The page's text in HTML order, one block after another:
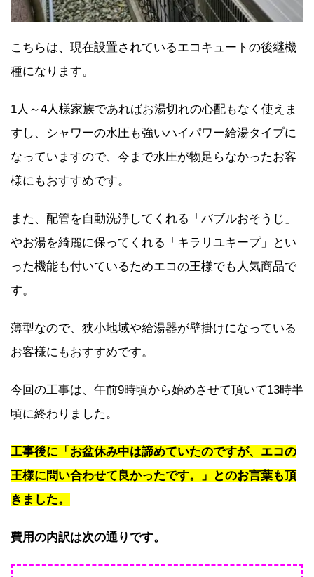
こちらは、現在設置されているエコキュートの後継機
種になります。
1人～4人様家族であればお湯切れの心配もなく使えま
すし、シャワーの水圧も強いハイパワー給湯タイプに
なっていますので、今まで水圧が物足らなかったお客
様にもおすすめです。
また、配管を自動洗浄してくれる「バブルおそうじ」
やお湯を綺麗に保ってくれる「キラリユキープ」とい
った機能も付いているためエコの王様でも人気商品で
す。
薄型なので、狭小地域や給湯器が壁掛けになっている
お客様にもおすすめです。
今回の工事は、午前9時頃から始めさせて頂いて13時半
頃に終わりました。
工事後に「お盆休み中は諦めていたのですが、エコの
王様に問い合わせて良かったです。」とのお言葉も頂
きました。
費用の内訳は次の通りです。